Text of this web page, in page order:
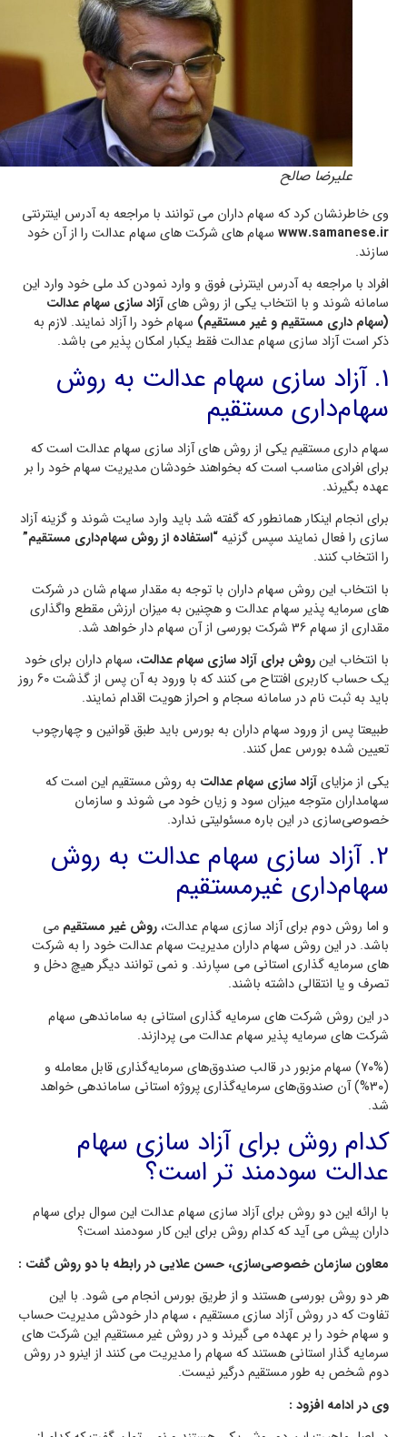
علیرضا صالح
وی خاطرنشان کرد که سهام داران می توانند با مراجعه به آدرس اینترنتی
www.samanese.irسهام های شرکت های سهام عدالت را از آن خود
سازند.
افراد با مراجعه به آدرس اینترنی فوق و وارد نمودن کد ملی خود وارد این
سامانه شوند و با انتخاب یکی از روش هایآزاد سازی سهام عدالت
(سهام داری مستقیم و غیر مستقیم)سهام خود را آزاد نمایند. لازم به
ذکر است آزاد سازی سهام عدالت فقط یکبار امکان پذیر می باشد.
1. آزاد سازی سهام عدالت به روش
سهام‌داری مستقیم
سهام داری مستقیم یکی از روش های آزاد سازی سهام عدالت است که
برای افرادی مناسب است که بخواهند خودشان مدیریت سهام خود را بر
عهده بگیرند.
برای انجام اینکار همانطور که گفته شد باید وارد سایت شوند و گزینه آزاد
سازی را فعال نمایند سپس گزنیه“استفاده از روش سهام‌داری مستقیم”
را انتخاب کنند.
با انتخاب این روش سهام داران با توجه به مقدار سهام شان در شرکت
های سرمایه پذیر سهام عدالت و هچنین به میزان ارزش مقطع واگذاری
مقداری از سهام 36 شرکت بورسی از آن سهام دار خواهد شد.
با انتخاب اینروش برای آزاد سازی سهام عدالت، سهام داران برای خود
یک حساب کاربری افتتاح می کنند که با ورود به آن پس از گذشت 60 روز
باید به ثبت نام در سامانه سجام و احراز هویت اقدام نمایند.
طبیعتا پس از ورود سهام داران به بورس باید طبق قوانین و چهارچوب
تعیین شده بورس عمل کنند.
یکی از مزایایآزاد سازی سهام عدالتبه روش مستقیم این است که
سهامداران متوجه میزان سود و زیان خود می شوند و سازمان
خصوصی‌سازی در این باره مسئولیتی ندارد.
2. آزاد سازی سهام عدالت به روش
سهام‌داری غیرمستقیم
و اما روش دوم برای آزاد سازی سهام عدالت،روش غیر مستقیممی
باشد. در این روش سهام داران مدیریت سهام عدالت خود را به شرکت
های سرمایه گذاری استانی می سپارند. و نمی توانند دیگر هیچ دخل و
تصرف و یا انتقالی داشته باشند.
در این روش شرکت های سرمایه گذاری استانی به ساماندهی سهام
شرکت های سرمایه پذیر سهام عدالت می پردازند.
(۷۰%) سهام مزبور در قالب صندوق‌های سرمایه‌گذاری قابل معامله و
(۳۰%) آن صندوق‌های سرمایه‌گذاری پروژه استانی ساماندهی خواهد
شد.
کدام روش برای آزاد سازی سهام
عدالت سودمند تر است؟
با ارائه این دو روش برای آزاد سازی سهام عدالت این سوال برای سهام
داران پیش می آید که کدام روش برای این کار سودمند است؟
معاون سازمان خصوصی‌سازی، حسن علایی در رابطه با دو روش گفت :
هر دو روش بورسی هستند و از طریق بورس انجام می شود. با این
تفاوت که در روش آزاد سازی مستقیم ، سهام دار خودش مدیریت حساب
و سهام خود را بر عهده می گیرند و در روش غیر مستقیم این شرکت های
سرمایه گذار استانی هستند که سهام را مدیریت می کنند از اینرو در روش
دوم شخص به طور مستقیم درگیر نیست.
وی در ادامه افزود :